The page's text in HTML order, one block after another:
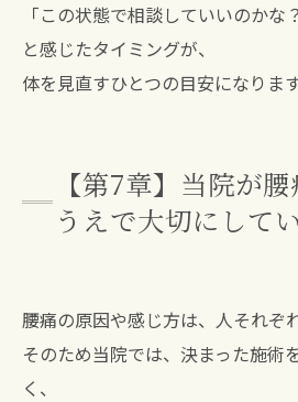
「この状態で相談していいのかな
と感じたタイミングが、
体を見直すひとつの目安になります
【第7章】当院が
うえで大切にして
腰痛の原因や感じ方は、人それぞ
そのため当院では、決まった施術
く、